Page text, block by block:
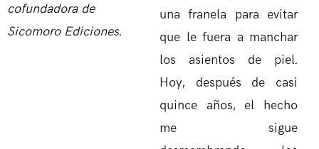
cofundadora de
Sicomoro Ediciones.
una franela para evitar
que le fuera a manchar
los asientos de piel.
Hoy, después de casi
quince años, el hecho
me sigue